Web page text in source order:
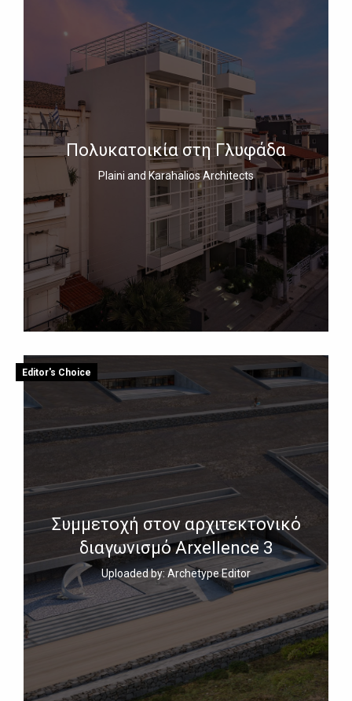
Πολυκατοικία στη Γλυφάδα
Plaini and Karahalios Architects
Editor's Choice
Συμμετοχή στον αρχιτεκτονικό
διαγωνισμό Arxellence 3
Uploaded by: Archetype Editor